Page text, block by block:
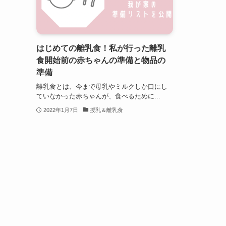
はじめての離乳食！私が行った離乳
食開始前の赤ちゃんの準備と物品の
準備
離乳食とは、今まで母乳やミルクしか口にし
ていなかった赤ちゃんが、食べるために...
2022年1月7日 授乳＆離乳食